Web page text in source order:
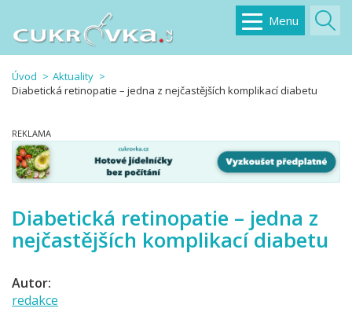
Menu
Úvod
Aktuality
Diabetická retinopatie – jedna z nejčastějších komplikací diabetu
Diabetická retinopatie – jedna z
nejčastějších komplikací diabetu
Autor:
redakce